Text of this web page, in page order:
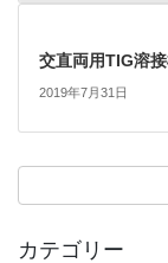
交直両用TIG溶
2019年7月31日
カテゴリー